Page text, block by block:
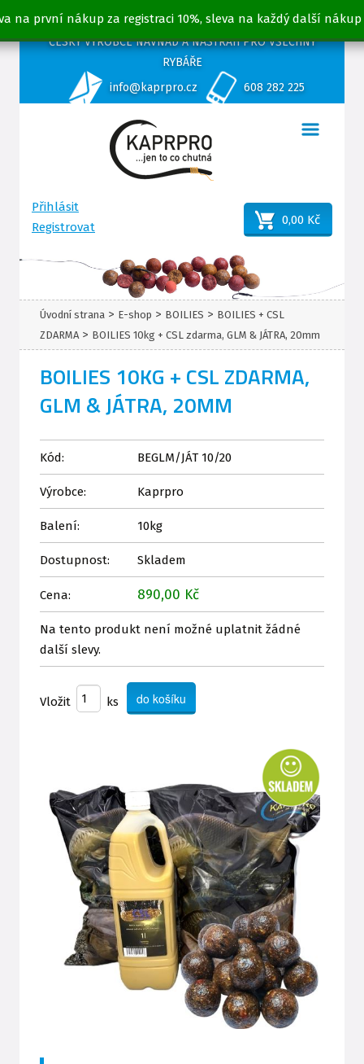
na první nákup za registraci 10%, sleva na každý další nákup
ČESKÝ VÝROBCE NÁVNAD A NÁSTRAH PRO VŠECHNY
RYBÁŘE
info@kaprpro.cz
608 282 225
Přihlásit
Registrovat
0,00 Kč
Úvodní strana > E-shop > BOILIES > BOILIES + CSL
ZDARMA > BOILIES 10kg + CSL zdarma, GLM & JÁTRA, 20mm
BOILIES 10KG + CSL ZDARMA,
GLM & JÁTRA, 20MM
Kód: BEGLM/JÁT 10/20
Výrobce: Kaprpro
Balení: 10kg
Dostupnost: Skladem
Cena: 890,00 Kč
Na tento produkt není možné uplatnit žádné
další slevy.
Vložit ks